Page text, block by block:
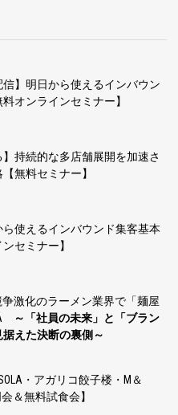
信】明日から使えるインバウン
オンラインセミナー】
】持続的な多店舗展開を加速さ
無料セミナー】
ら使えるインバウンド集客基本
セミナー】
争激化のラーメン業界で「麺屋
～「社員の未来」と「ブラン
据えた決断の裏側～
・アガリコ餃子楼・M＆
会＆無料試食会】